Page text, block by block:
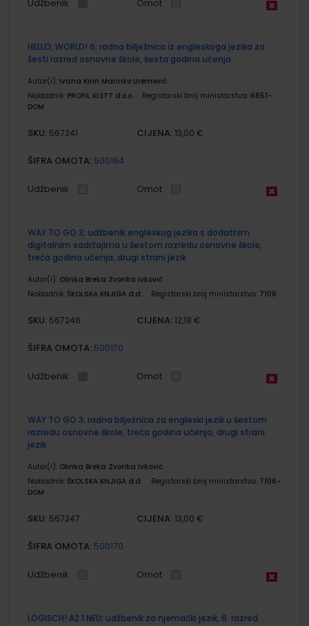
Udžbenik Omot
HELLO, WORLD! 6; radna bilježnica iz engleskoga jezika za
šesti razred osnovne škole, šesta godina učenja
Autor(i): Ivana Kirin Marinko Uremović
Nakladnik: PROFIL KLETT d.o.o. Registarski broj ministarstva: 6851-
DOM
SKU: 567241 CIJENA: 13,00 €
ŠIFRA OMOTA: 500164
Udžbenik Omot
WAY TO GO 3; udžbenik engleskog jezika s dodatnim
digitalnim sadržajima u šestom razredu osnovne škole,
treća godina učenja, drugi strani jezik
Autor(i): Olinka Breka Zvonka Ivković
Nakladnik: ŠKOLSKA KNJIGA d.d. Registarski broj ministarstva: 7106
SKU: 567246 CIJENA: 12,18 €
ŠIFRA OMOTA: 500170
Udžbenik Omot
WAY TO GO 3; radna bilježnica za engleski jezik u šestom
razredu osnovne škole, treća godina učenja, drugi strani
jezik
Autor(i): Olinka Breka Zvonka Ivković
Nakladnik: ŠKOLSKA KNJIGA d.d. Registarski broj ministarstva: 7106-
DOM
SKU: 567247 CIJENA: 13,00 €
ŠIFRA OMOTA: 500170
Udžbenik Omot
LOGISCH! A2.1 NEU; udžbenik za njemački jezik, 6. razred